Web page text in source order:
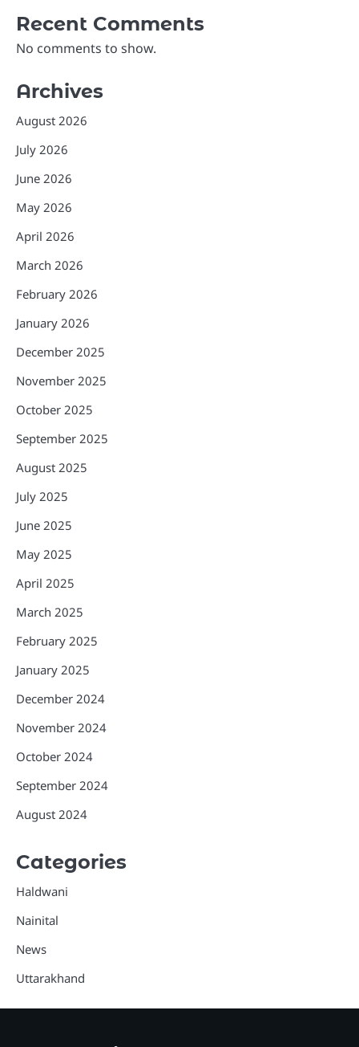
Recent Comments
No comments to show.
Archives
August 2026
July 2026
June 2026
May 2026
April 2026
March 2026
February 2026
January 2026
December 2025
November 2025
October 2025
September 2025
August 2025
July 2025
June 2025
May 2025
April 2025
March 2025
February 2025
January 2025
December 2024
November 2024
October 2024
September 2024
August 2024
Categories
Haldwani
Nainital
News
Uttarakhand